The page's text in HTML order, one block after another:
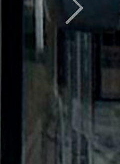
Следующий